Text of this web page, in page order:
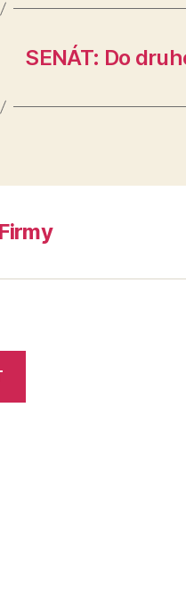
SENÁT: Do
Firmy